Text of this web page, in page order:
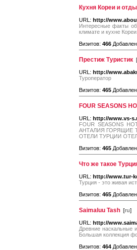
Кухня Кореи и
URL: http://
Интересные факты об
климате и кухне
Визитов: 466
Престиж Туристик [
URL: http://
Туроператор
Визитов: 465
FOUR SEASONS
URL: http://www.vs-
FOUR SEASONS
АНТАЛИЯ ГОРЯЩИЕ
ОТЕЛИ ТУРЦИИ
Визитов: 465
Что же такое
URL: http://www.tur-
Турция - это живая
Визитов: 465
Saimaluu Tash [ru]
URL: http://
Древние наскальные
Большая коллекция
Визитов: 464